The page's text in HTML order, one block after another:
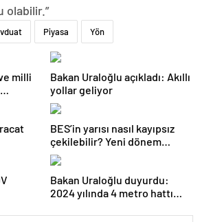
olabilir.”
Piyasa Yön
milli
Bakan Uraloğlu açıkladı: Akıllı
yollar geliyor
BES’in yarısı nasıl kayıpsız
çekilebilir? Yeni dönem
temmuzda başlıyor, işte
şartlar…
Bakan Uraloğlu duyurdu:
2024 yılında 4 metro hattı